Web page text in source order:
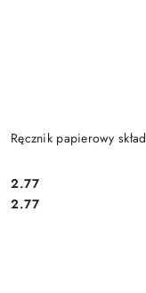
Ręcznik papierowy
Cena:
2.77
Cena:
2.77